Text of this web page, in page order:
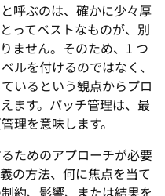
呼ぶのは、確かに少々厚
ってベストなものが、別
ません。そのため、1 つ
ルを付けるのではなく、
いるという観点からプロ
ます。パッチ管理は、最
理を意味します。
ためのアプローチが必要
の方法、何に焦点を当て
約、影響、または結果を